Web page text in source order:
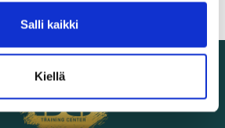
Salli kaikki
Kiellä